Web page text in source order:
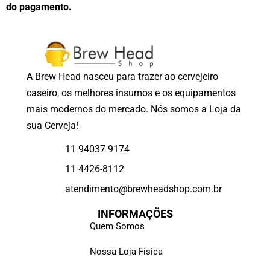
do pagamento.
A Brew Head nasceu para trazer ao cervejeiro
caseiro, os melhores insumos e os equipamentos
mais modernos do mercado. Nós somos a Loja da
sua Cerveja!
11 94037 9174
11 4426-8112
atendimento@brewheadshop.com.br
INFORMAÇÕES
Quem Somos
Nossa Loja Física